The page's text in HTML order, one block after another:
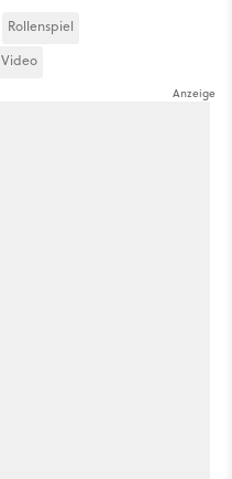
Rollenspiel
Video